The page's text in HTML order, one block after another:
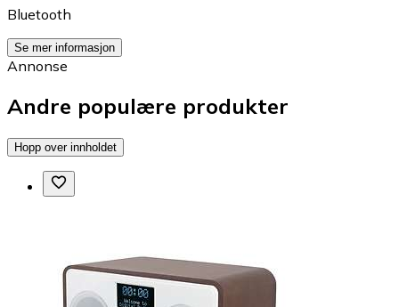
Bluetooth
Se mer informasjon
Annonse
Andre populære produkter
Hopp over innholdet